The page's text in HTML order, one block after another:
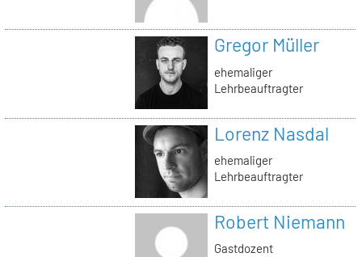
Gregor Müller
ehemaliger
Lehrbeauftragter
Lorenz Nasdal
ehemaliger
Lehrbeauftragter
Robert Niemann
Gastdozent